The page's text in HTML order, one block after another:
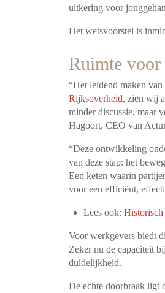
uitkering voor
Het wetsvoorstel is
Ruimte voor
“Het leidend maken
Rijksoverheid, zien wij
minder discussie, maar
Hagoort, CEO van
“Deze ontwikkeling
van deze stap: het
Een keten waarin
voor een efficiënt,
Lees ook:
Voor werkgevers biedt
Zeker nu de capaciteit
duidelijkheid.
De echte doorbraak ligt